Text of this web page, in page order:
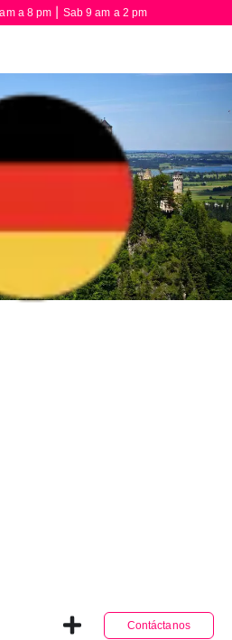
a 8 pm ⎮ Sab 9 am a 2 pm
Contáctanos